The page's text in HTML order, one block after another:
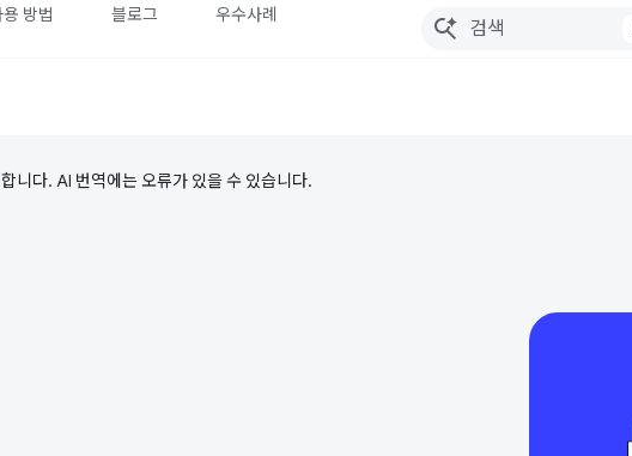
방법 블로그 우수사례
니다. AI 번역에는 오류가 있을 수 있습니다.